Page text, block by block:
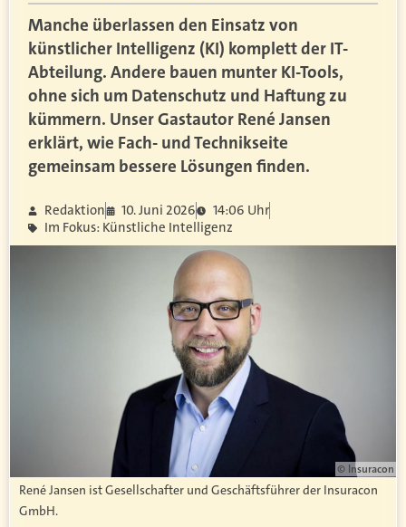
Manche überlassen den Einsatz von
künstlicher Intelligenz (KI) komplett der IT-
Abteilung. Andere bauen munter KI-Tools,
ohne sich um Datenschutz und Haftung zu
kümmern. Unser Gastautor René Jansen
erklärt, wie Fach- und Technikseite
gemeinsam bessere Lösungen finden.
Redaktion 10. Juni 2026
14:06 Uhr
Im Fokus: Künstliche Intelligenz
© Insuracon
René Jansen ist Gesellschafter und Geschäftsführer der Insuracon
GmbH.